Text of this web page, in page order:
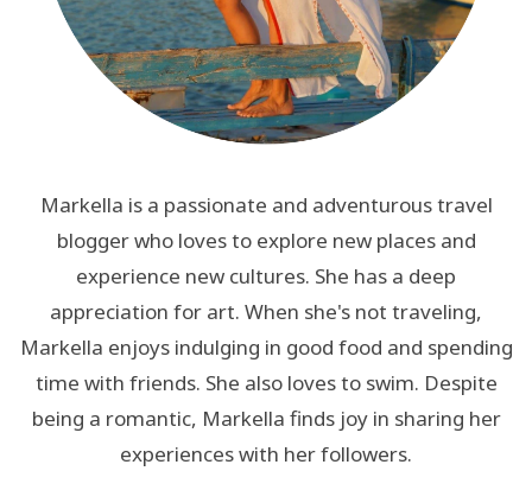
Markella is a passionate and adventurous travel
blogger who loves to explore new places and
experience new cultures. She has a deep
appreciation for art. When she's not traveling,
Markella enjoys indulging in good food and spending
time with friends. She also loves to swim. Despite
being a romantic, Markella finds joy in sharing her
experiences with her followers.